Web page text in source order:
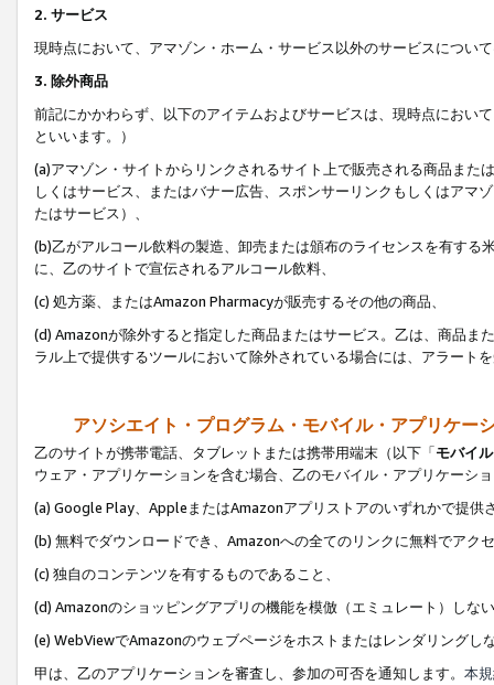
2. サービス
現時点において、アマゾン・ホーム・サービス以外のサービスについ
3. 除外商品
前記にかかわらず、以下のアイテムおよびサービスは、現時点におい
といいます。）
(a)アマゾン・サイトからリンクされるサイト上で販売される商品ま
しくはサービス、またはバナー広告、スポンサーリンクもしくはアマ
たはサービス）、
(b)乙がアルコール飲料の製造、卸売または頒布のライセンスを有す
に、乙のサイトで宣伝されるアルコール飲料、
(c) 処方薬、またはAmazon Pharmacyが販売するその他の商品、
(d) Amazonが除外すると指定した商品またはサービス。乙は、商品ま
ラル上で提供するツールにおいて除外されている場合には、アラート
アソシエイト・プログラム・モバイル・アプリケー
乙のサイトが携帯電話、タブレットまたは携帯用端末（以下「モバイ
ウェア・アプリケーションを含む場合、乙のモバイル・アプリケーシ
(a) Google Play、AppleまたはAmazonアプリストアのいずれかで提供
(b) 無料でダウンロードでき、Amazonへの全てのリンクに無料でアク
(c) 独自のコンテンツを有するものであること、
(d) Amazonのショッピングアプリの機能を模倣（エミュレート）しな
(e) WebViewでAmazonのウェブページをホストまたはレンダリングし
甲は、乙のアプリケーションを審査し、参加の可否を通知します。 本